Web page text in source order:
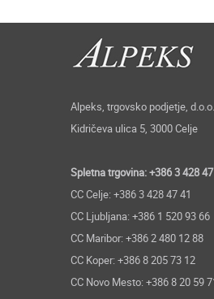
Alpeks, trgovsko podjetje, d.o.o.
Kidričeva ulica 5, 3000 Celje
Spletna trgovina: +386 3 428
CC Celje: +386 3 428 47 41
CC Ljubljana: +386 1 520 93 66
CC Maribor: +386 2 480 12 88
CC Koper: +386 8 205 73 12
CC Novo Mesto: +386 8 20 59